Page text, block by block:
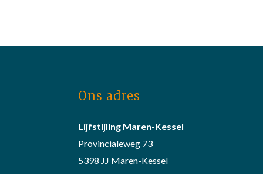
Ons adres
Lijfstijling Maren-Kessel
Provincialeweg 73
5398 JJ Maren-Kessel